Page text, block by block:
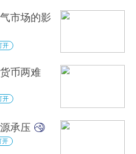
市场的影
开
币两难
开
承压
开